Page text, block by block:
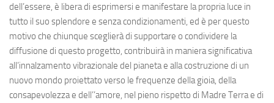
dell’essere, è libera di esprimersi e manifestare la propria luce in
tutto il suo splendore e senza condizionamenti, ed è per questo
motivo che chiunque sceglierà di supportare o condividere la
diffusione di questo progetto, contribuirà in maniera significativa
all’innalzamento vibrazionale del pianeta e alla costruzione di un
nuovo mondo proiettato verso le frequenze della gioia, della
consapevolezza e dell’’amore, nel pieno rispetto di Madre Terra e di